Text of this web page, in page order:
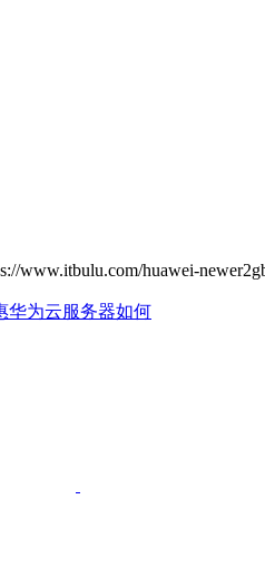
www.itbulu.com/huawei-
华为云服务器如何